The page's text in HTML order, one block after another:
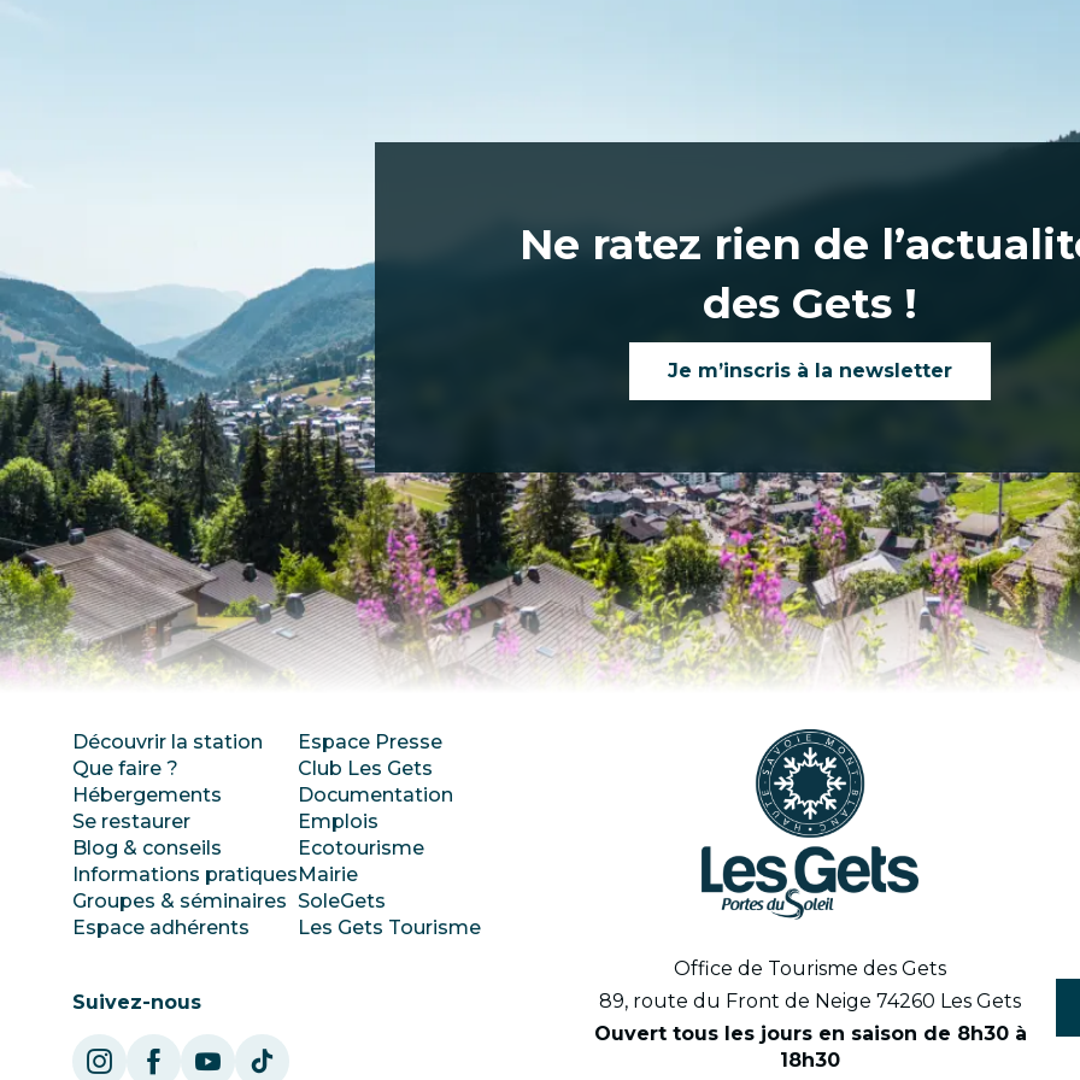
Ne ratez rien de
des Gets !
Je m’inscris à la newsletter
Découvrir la station
Que faire ?
Hébergements
Se restaurer
Blog & conseils
Informations pratiques
Groupes & séminaires
Espace adhérents
Espace Presse
Club Les Gets
Documentation
Emplois
Ecotourisme
Mairie
SoleGets
Les Gets Tourisme
Suivez-nous
Office de Tourisme des Gets
89, route du Front de Neige 74260 Les Gets
Ouvert tous les jours en saison de 8h30 à
18h30